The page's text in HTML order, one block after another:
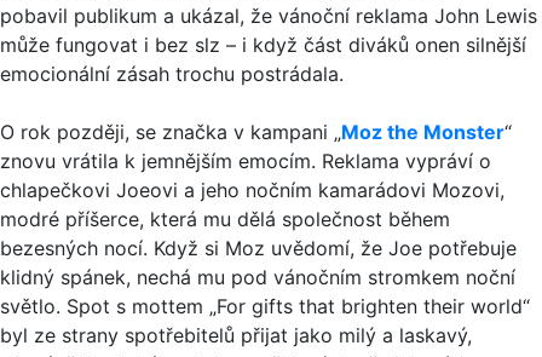
pobavil publikum a ukázal, že vánoční reklama John Lewis
může fungovat i bez slz – i když část diváků onen silnější
emocionální zásah trochu postrádala.
O rok později, se značka v kampani „Moz the Monster“
znovu vrátila k jemnějším emocím. Reklama vypráví o
chlapečkovi Joeovi a jeho nočním kamarádovi Mozovi,
modré příšerce, která mu dělá společnost během
bezesných nocí. Když si Moz uvědomí, že Joe potřebuje
klidný spánek, nechá mu pod vánočním stromkem noční
světlo. Spot s mottem „For gifts that brighten their world“
byl ze strany spotřebitelů přijat jako milý a laskavý,